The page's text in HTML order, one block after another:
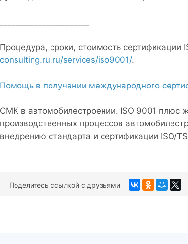
Процедура, сроки, стоимость сертификации
consulting.ru.ru/services/iso9001/.
Помощь в получении международного
СМК в автомобилестроении. ISO 9001 плюс
производственных процессов
внедрению стандарта и сертификации ISO/
Поделитесь ссылкой с друзьями